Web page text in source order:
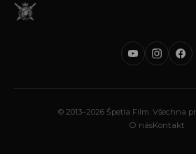
© 2013–2026 Špetla Film. Všechna
O násKontakt